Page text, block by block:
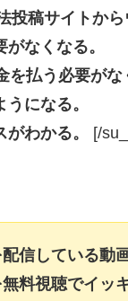
稿サイトから
なくなる。
払う必要がな
になる。
わかる。
[/
している動
料視聴でイッ